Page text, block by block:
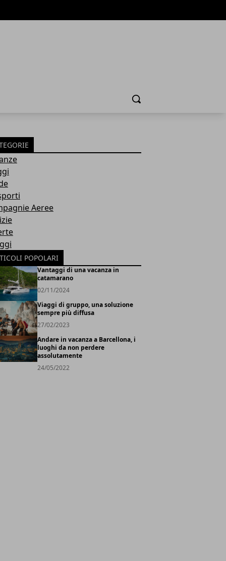
Cerca
Aeree
POPOLARI
Vantaggi di una vacanza in
catamarano
02/11/2024
Viaggi di gruppo, una soluzione
sempre più diffusa
27/02/2023
Andare in vacanza a Barcellona, i
luoghi da non perdere
assolutamente
24/05/2022